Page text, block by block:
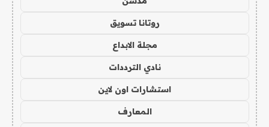
روتانا تسويق
مجلة الابداع
نادي الترددات
استشارات اون لاين
المعارف